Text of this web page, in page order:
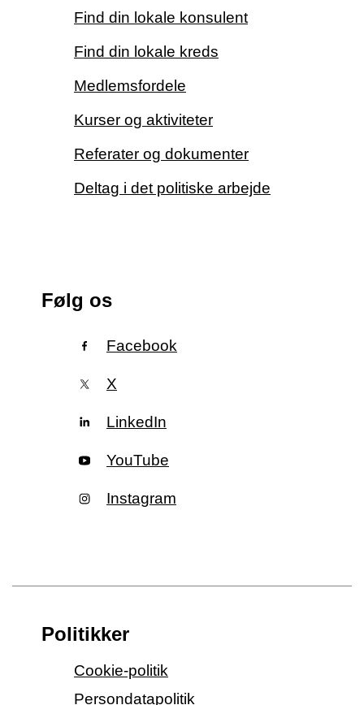
Find din lokale konsulent
Find din lokale kreds
Medlemsfordele
Kurser og aktiviteter
Referater og dokumenter
Deltag i det politiske arbejde
Følg os
Facebook
X
LinkedIn
YouTube
Instagram
Politikker
Cookie-politik
Persondatapolitik